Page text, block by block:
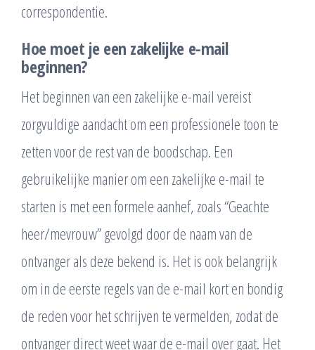
correspondentie.
Hoe moet je een zakelijke e-mail
beginnen?
Het beginnen van een zakelijke e-mail vereist
zorgvuldige aandacht om een professionele toon te
zetten voor de rest van de boodschap. Een
gebruikelijke manier om een zakelijke e-mail te
starten is met een formele aanhef, zoals “Geachte
heer/mevrouw” gevolgd door de naam van de
ontvanger als deze bekend is. Het is ook belangrijk
om in de eerste regels van de e-mail kort en bondig
de reden voor het schrijven te vermelden, zodat de
ontvanger direct weet waar de e-mail over gaat. Het